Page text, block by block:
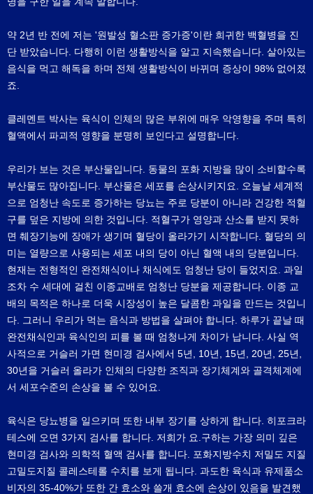
약 2년 반 전에 저는 '원발성 혈소판 증가증'이란 희귀한 백혈병을 진
단 받았습니다. 다행히 이런 생활방식을 알고 지속했습니다. 살아있는
음식을 먹고 해독을 하며 전체 생활방식이 바뀌며 증상이 98% 없어졌
죠.
클레멘트 박사는 육식이 인체의 많은 부위에 매우 악영향을 주며 특히
혈액에서 파괴적 영향을 분명히 보인다고 설명합니다.
우리가 보는 것은 부산물입니다. 동물의 포화 지방을 많이 소비할수록
부산물도 많아집니다. 부산물은 세포를 손상시키지요. 오늘날 세계적
으로 엄청난 속도로 증가하는 당뇨는 주로 당분이 아니라 건강한 적혈
구를 덮은 지방에 의한 것입니다. 적혈구가 영양과 산소를 받지 못하
면 췌장기능에 장애가 생기며 혈당이 올라가기 시작합니다. 혈당의 의
미는 열량으로 사용되는 세포 내의 당이 아닌 혈액 내의 당분입니다.
현재는 전형적인 완전채식이나 채식에도 엄청난 당이 들었지요. 과일
조차 수 세대에 걸친 이종교배로 엄청난 당분을 제공합니다. 이종 교
배의 목적은 하나로 더욱 시장성이 높은 달콤한 과일을 만드는 것입니
다. 그러니 우리가 먹는 음식과 방법을 살펴야 합니다. 하루가 끝날 때
완전채식인과 육식인의 피를 볼 때 엄청나게 차이가 납니다. 사실 역
사적으로 거슬러 가면 현미경 검사에서 5년, 10년, 15년, 20년, 25년,
30년을 거슬러 올라가 인체의 다양한 조직과 장기체계와 골격체계에
서 세포수준의 손상을 볼 수 있어요.
육식은 당뇨병을 일으키며 또한 내부 장기를 상하게 합니다. 히포크라
테스에 오면 3가지 검사를 합니다. 저희가 요.구하는 가장 의미 깊은
현미경 검사와 의학적 혈액 검사를 합니다. 포화지방수치 저밀도 지질
고밀도지질 콜레스테롤 수치를 보게 됩니다. 과도한 육식과 유제품소
비자의 35-40%가 또한 간 효소와 쓸개 효소에 손상이 있음을 발견했